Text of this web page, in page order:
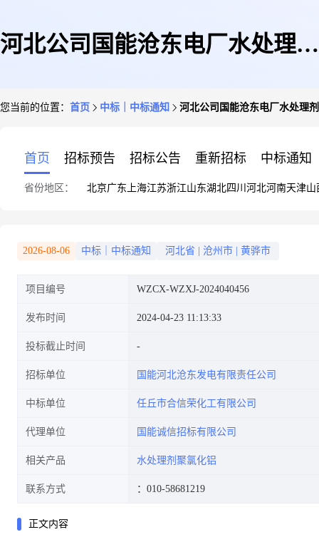
河北公司国能沧东电厂水处理剂
您当前的位置： 首页 中标｜中标通知 河北公司国能沧东电厂水处理
首页 招标预告 招标公告 重新招标 中标通知
省份地区： 北京广东 上海江苏浙江山东湖北四川 河北河南天津山
2026-08-06 中标｜中标通知 河北省 沧州市 黄骅市
项目编号 WZCX-WZXJ-2024040456
发布时间 2024-04-23 11:13:33
投标截止时间
招标单位 国能河北沧东发电有限责任公司
中标单位 任丘市合信荣化工有限公司
代理单位 国能诚信招标有限公司
相关产品 水处理剂聚氯化铝
联系方式 ：010-58681219
正文内容